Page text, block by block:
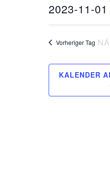
2023-11-01
Vorheriger Tag
KALENDER